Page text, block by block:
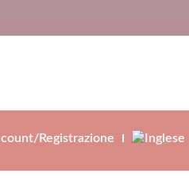
Registrazione